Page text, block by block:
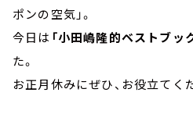
ポンの空気」。
今日は 「小田嶋隆的ベストブッ
た。
お正月休みにぜひ、お役立てく